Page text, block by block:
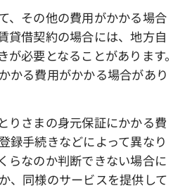
その他の費用がかかる場合
貸借契約の場合には、地方自
必要となることがあります。
かる費用がかかる場合があり
りさまの身元保証にかかる費
録手続きなどによって異なり
らなのか判断できない場合に
、同様のサービスを提供して